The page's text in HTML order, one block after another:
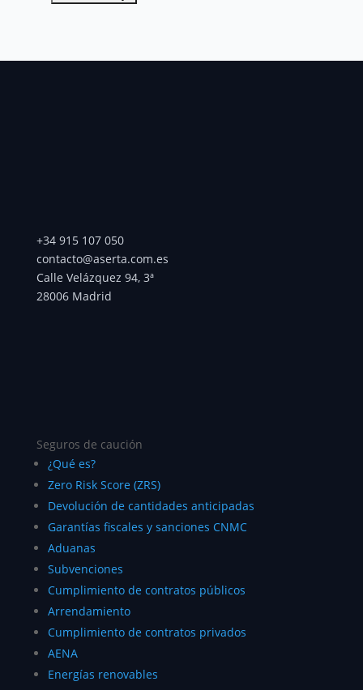
+34 915 107 050
contacto@aserta.com.es
Calle Velázquez 94, 3ª
28006 Madrid
Seguros de caución
¿Qué es?
Zero Risk Score (ZRS)
Devolución de cantidades anticipadas
Garantías fiscales y sanciones CNMC
Aduanas
Subvenciones
Cumplimiento de contratos públicos
Arrendamiento
Cumplimiento de contratos privados
AENA
Energías renovables